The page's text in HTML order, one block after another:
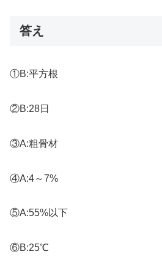
答え
①B:平方根
②B:28日
③A:粗骨材
④A:4～7%
⑤A:55%以下
⑥B:25℃